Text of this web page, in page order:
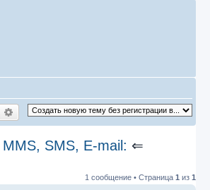
Поиск Расширенный поиск
SMS, E-mail: ⇐
1 сообщение • Страница 1 из 1